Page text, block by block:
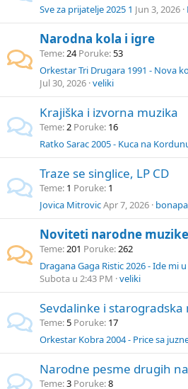
Sve za prijatelje 2025 1 Jun 3, 2026
Narodna kola i igre
Teme 24 Poruke 53
Orkestar Tri Drugara 1991 - Nova
Jul 30, 2026 veliki
Krajiška i izvorna muzika
Teme 2 Poruke 16
Ratko Sarac 2005 - Kuca na
Traze se singlice, LP CD
Teme 1 Poruke 1
Jovica MitrovicApr 7, 2026
Noviteti narodne muzike
Teme 201 Poruke 262
Dragana Gaga Ristic 2026 - Ide mi
Subota u 2:43 PM veliki
Sevdalinke i starogradska
Teme 5 Poruke 17
Orkestar Kobra 2004 - Price sa
Narodne pesme drugih
Teme 3 Poruke 8